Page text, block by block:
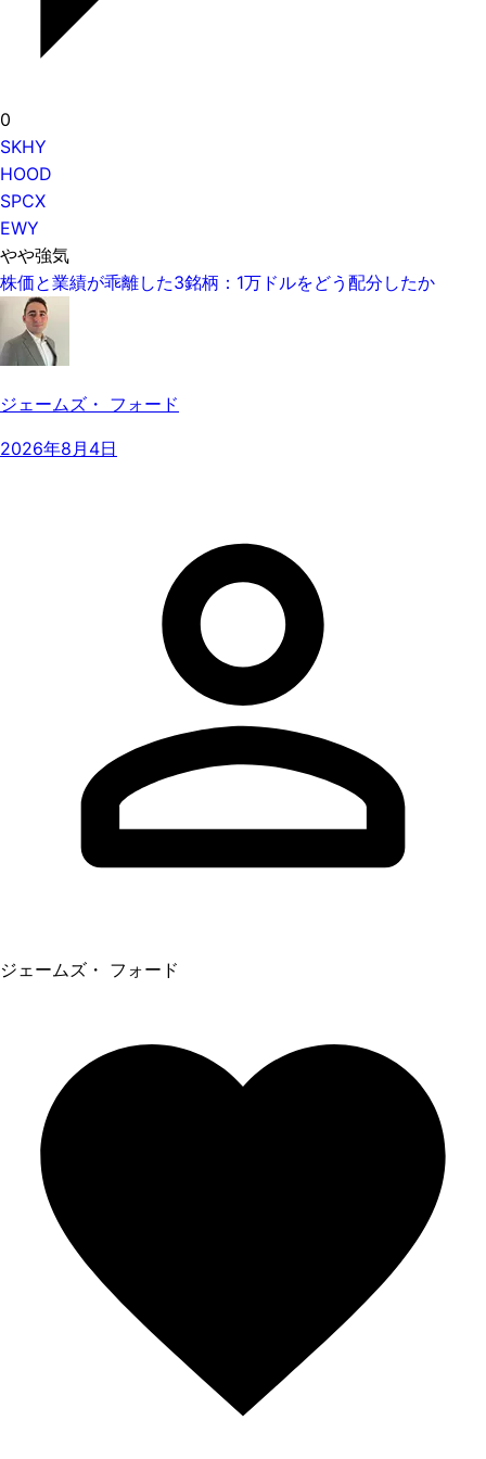
0
SKHY
HOOD
SPCX
EWY
やや強気
株価と業績が乖離した3銘柄：1万ドルをどう配分したか
ジェームズ・ フォード
2026年8月4日
ジェームズ・ フォード